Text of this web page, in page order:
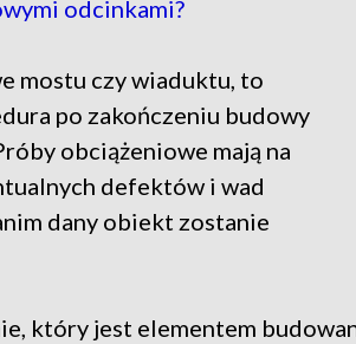
odcinkami?
mostu czy wiaduktu, to
po zakończeniu budowy
obciążeniowe mają na
defektów i wad
dany obiekt zostanie
który jest elementem